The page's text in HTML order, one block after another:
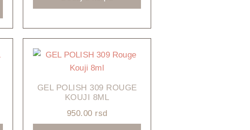
GEL POLISH 309 ROUGE
KOUJI 8ML
950.00 rsd